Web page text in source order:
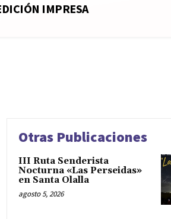
IMPRESA
Otras Publicaciones
III Ruta Senderista
Nocturna «Las Perseidas»
en Santa Olalla
agosto 5, 2026